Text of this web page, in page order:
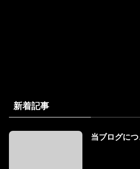
新着記事
当ブログに